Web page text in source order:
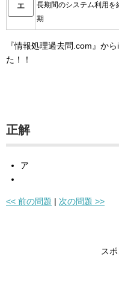
エ
長期間のシステム利用
期
『情報処理過去問.com』か
た！！
正解
ア
<< 前の問題 | 次の問題 >>
ス